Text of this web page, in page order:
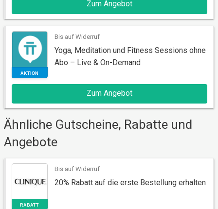
Zum Angebot
Bis auf Widerruf
Yoga, Meditation und Fitness Sessions ohne
Abo – Live & On-Demand
Zum Angebot
Ähnliche Gutscheine, Rabatte und
Angebote
Bis auf Widerruf
20% Rabatt auf die erste Bestellung erhalten